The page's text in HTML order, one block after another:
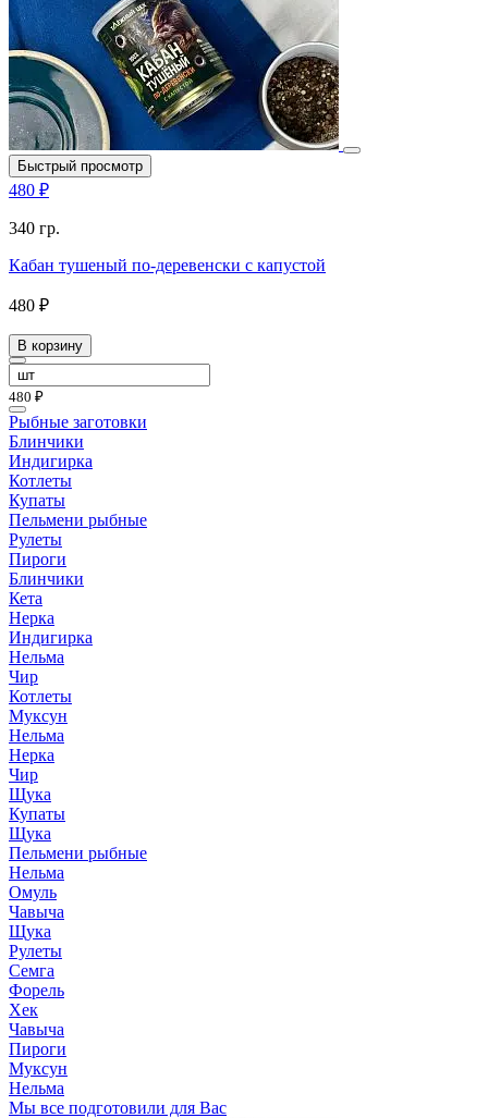
Быстрый просмотр
480 ₽
340 гр.
Кабан тушеный по-деревенски с капустой
480 ₽
В корзину
480 ₽
Рыбные заготовки
Блинчики
Индигирка
Котлеты
Купаты
Пельмени рыбные
Рулеты
Пироги
Блинчики
Кета
Нерка
Индигирка
Нельма
Чир
Котлеты
Муксун
Нельма
Нерка
Чир
Щука
Купаты
Щука
Пельмени рыбные
Нельма
Омуль
Чавыча
Щука
Рулеты
Семга
Форель
Хек
Чавыча
Пироги
Муксун
Нельма
Мы все подготовили для Вас